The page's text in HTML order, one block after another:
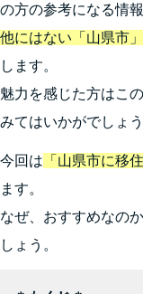
の方の参考になる情
他にはない「山県市
します。
魅力を感じた方はこ
みてはいかがでしょう
今回は 「山県市に移
ます。
なぜ、おすすめなの
しょう。